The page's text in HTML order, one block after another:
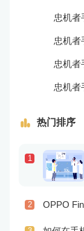
忠机者
热门排序
1
2